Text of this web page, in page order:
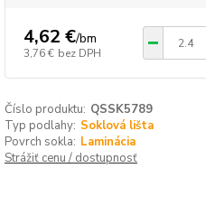
4,62 €/bm
3,76 € bez DPH
Číslo produktu: QSSK5789
Typ podlahy: Soklová lišta
Povrch sokla: Laminácia
Strážiť cenu / dostupnosť